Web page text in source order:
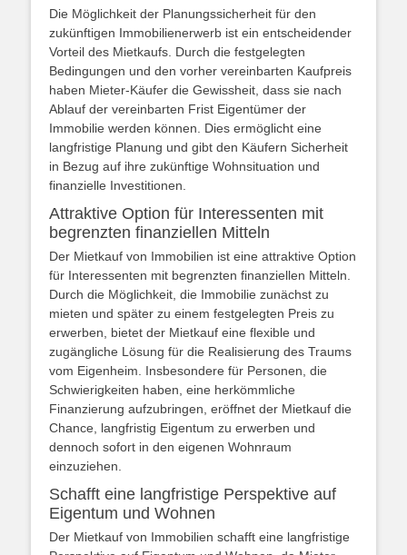
Die Möglichkeit der Planungssicherheit für den
zukünftigen Immobilienerwerb ist ein entscheidender
Vorteil des Mietkaufs. Durch die festgelegten
Bedingungen und den vorher vereinbarten Kaufpreis
haben Mieter-Käufer die Gewissheit, dass sie nach
Ablauf der vereinbarten Frist Eigentümer der
Immobilie werden können. Dies ermöglicht eine
langfristige Planung und gibt den Käufern Sicherheit
in Bezug auf ihre zukünftige Wohnsituation und
finanzielle Investitionen.
Attraktive Option für Interessenten mit
begrenzten finanziellen Mitteln
Der Mietkauf von Immobilien ist eine attraktive Option
für Interessenten mit begrenzten finanziellen Mitteln.
Durch die Möglichkeit, die Immobilie zunächst zu
mieten und später zu einem festgelegten Preis zu
erwerben, bietet der Mietkauf eine flexible und
zugängliche Lösung für die Realisierung des Traums
vom Eigenheim. Insbesondere für Personen, die
Schwierigkeiten haben, eine herkömmliche
Finanzierung aufzubringen, eröffnet der Mietkauf die
Chance, langfristig Eigentum zu erwerben und
dennoch sofort in den eigenen Wohnraum
einzuziehen.
Schafft eine langfristige Perspektive auf
Eigentum und Wohnen
Der Mietkauf von Immobilien schafft eine langfristige